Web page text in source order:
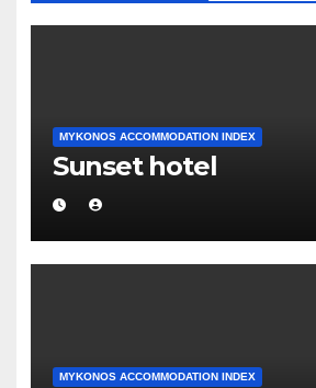
MYKONOS ACCOMMODATION INDEX
Sunset hotel
MYKONOS ACCOMMODATION INDEX